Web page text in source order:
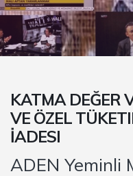
KATMA DEĞER
VE ÖZEL
İADESI
ADEN Yeminli